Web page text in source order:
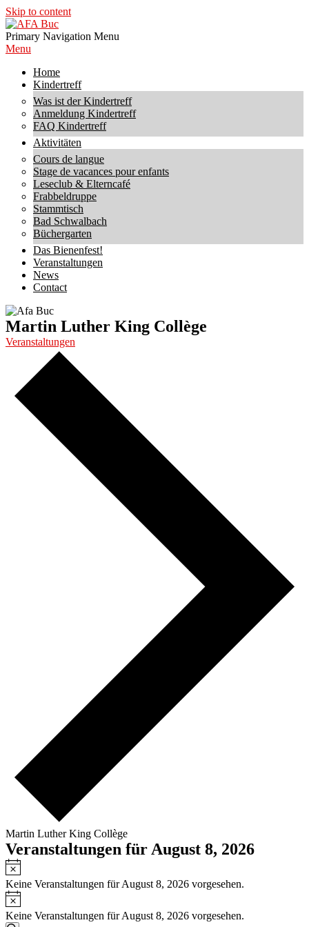
Skip to content
AFA
Buc
Primary Navigation Menu
Menu
Home
Kindertreff
Was ist der Kindertreff
Anmeldung Kindertreff
FAQ Kindertreff
Aktivitäten
Cours de langue
Stage de vacances pour enfants
Leseclub & Elterncafé
Frabbeldruppe
Stammtisch
Bad Schwalbach
Büchergarten
Das Bienenfest!
Veranstaltungen
News
Contact
Martin Luther King Collège
Veranstaltungen
Martin Luther King Collège
Veranstaltungen für August 8, 2026
Hinweis
Keine Veranstaltungen für August 8, 2026 vorgesehen.
Hinweis
Keine Veranstaltungen für August 8, 2026 vorgesehen.